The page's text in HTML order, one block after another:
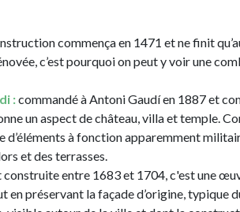
commença en 1471 et ne finit
c’est pourquoi on peut y voir une
:commandé à Antoni Gaudí en 1887 et
un aspect de château, villa et temple.
d’éléments à fonction apparemment
et des terrasses.
entre 1683 et 1704, c'est une
en préservant la façade d’origine, typique